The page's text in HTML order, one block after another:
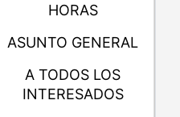
HORAS
ASUNTO GENERAL
A TODOS LOS
INTERESADOS